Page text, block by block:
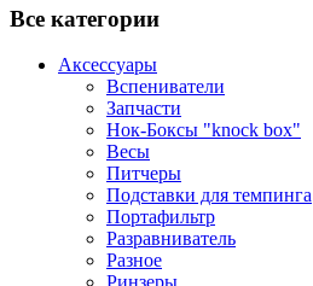
Все категории
Аксессуары
Вспениватели
Запчасти
Нок-Боксы "knock box"
Весы
Питчеры
Подставки для темпинга
Портафильтр
Разравниватель
Разное